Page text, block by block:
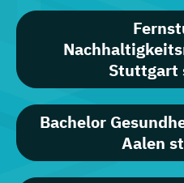
Stuttgart
Bachelor
Aalen